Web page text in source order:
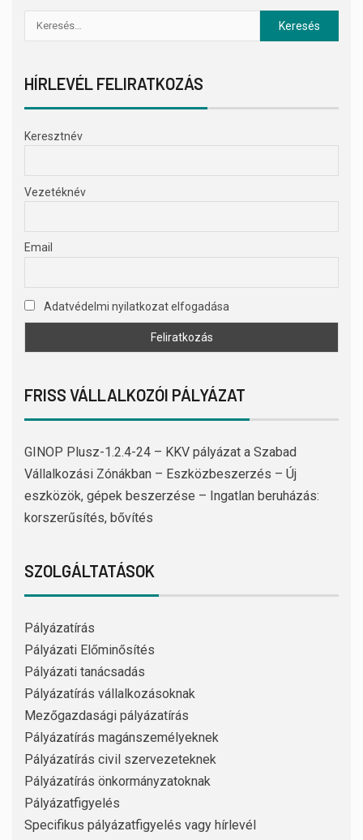
HÍRLEVÉL FELIRATKOZÁS
Keresztnév
Vezetéknév
Email
Adatvédelmi nyilatkozat elfogadása
FRISS VÁLLALKOZÓI PÁLYÁZAT
GINOP Plusz-1.2.4-24 – KKV pályázat a Szabad
Vállalkozási Zónákban – Eszközbeszerzés – Új
eszközök, gépek beszerzése – Ingatlan beruházás:
korszerűsítés, bővítés
SZOLGÁLTATÁSOK
Pályázatírás
Pályázati Előminősítés
Pályázati tanácsadás
Pályázatírás vállalkozásoknak
Mezőgazdasági pályázatírás
Pályázatírás magánszemélyeknek
Pályázatírás civil szervezeteknek
Pályázatírás önkormányzatoknak
Pályázatfigyelés
Specifikus pályázatfigyelés vagy hírlevél